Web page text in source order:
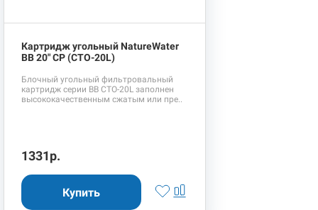
Картридж угольный NatureWater
BB 20" CP (CTO-20L)
Блочный угольный фильтровальный
картридж серии BB CTO-20L заполнен
высококачественным сжатым или пре..
1331р.